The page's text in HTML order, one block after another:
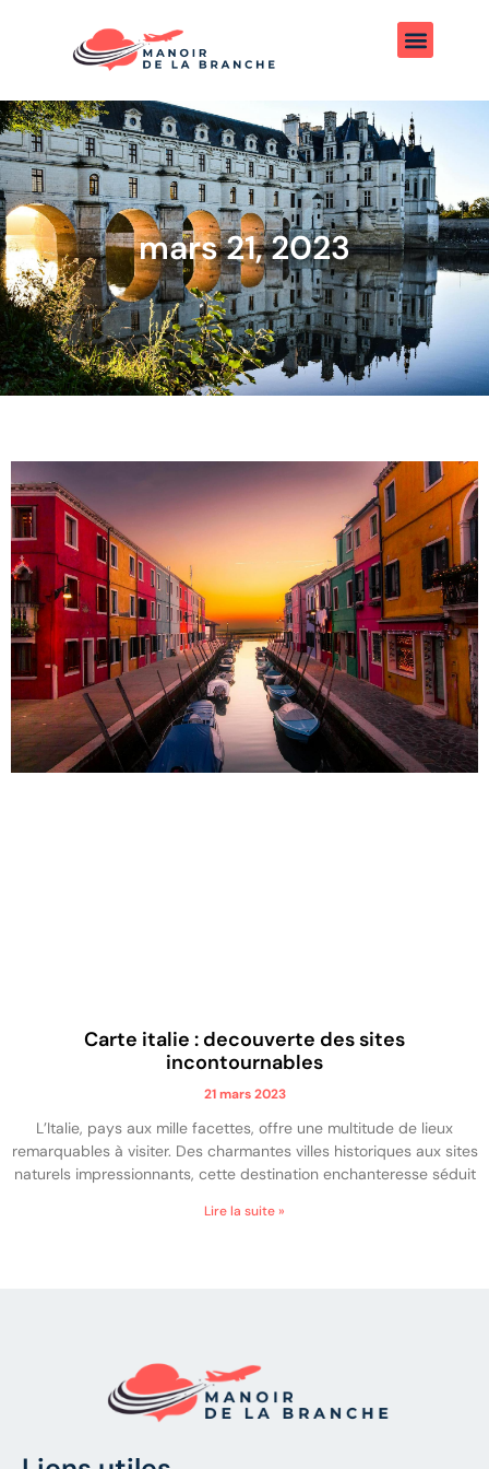
mars 21, 2023
Carte italie : decouverte des sites
incontournables
21 mars 2023
L’Italie, pays aux mille facettes, offre une multitude de lieux
remarquables à visiter. Des charmantes villes historiques aux sites
naturels impressionnants, cette destination enchanteresse séduit
Lire la suite »